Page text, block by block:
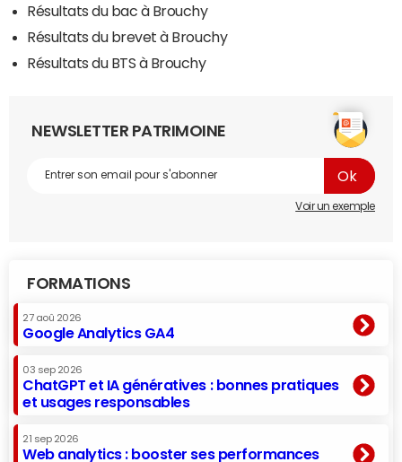
Résultats du bac à Brouchy
Résultats du brevet à Brouchy
Résultats du BTS à Brouchy
NEWSLETTER PATRIMOINE
Voir un exemple
FORMATIONS
27 aoû 2026
Google Analytics GA4
03 sep 2026
ChatGPT et IA génératives : bonnes pratiques
et usages responsables
21 sep 2026
Web analytics : booster ses performances